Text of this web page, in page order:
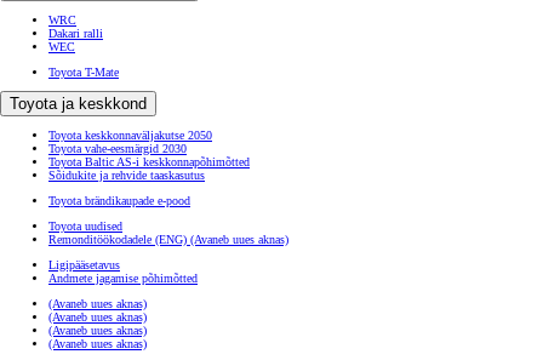
WRC
Dakari ralli
WEC
Toyota T-Mate
Toyota ja keskkond
Toyota keskkonnaväljakutse 2050
Toyota vahe-eesmärgid 2030
Toyota Baltic AS-i keskkonnapõhimõtted
Sõidukite ja rehvide taaskasutus
Toyota brändikaupade e-pood
Toyota uudised
Remonditöökodadele (ENG) (Avaneb uues aknas)
Ligipääsetavus
Andmete jagamise põhimõtted
(Avaneb uues aknas)
(Avaneb uues aknas)
(Avaneb uues aknas)
(Avaneb uues aknas)